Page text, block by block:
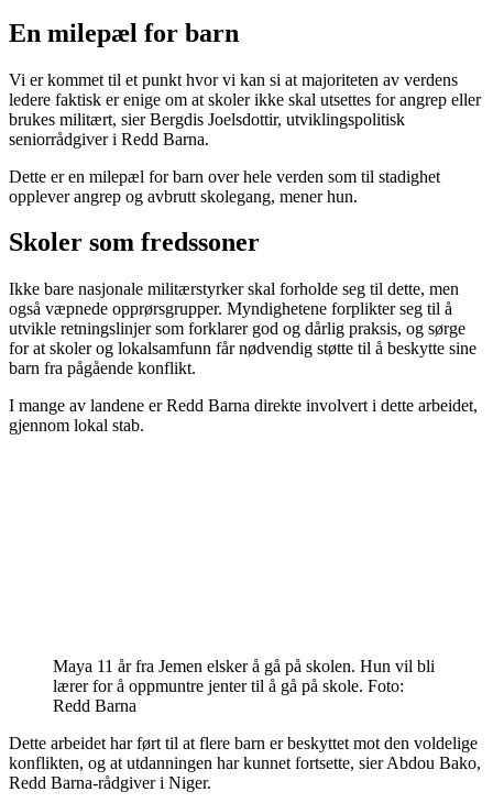
En milepæl for barn
Vi er kommet til et punkt hvor vi kan si at majoriteten av verdens
ledere faktisk er enige om at skoler ikke skal utsettes for angrep eller
brukes militært, sier Bergdis Joelsdottir, utviklingspolitisk
seniorrådgiver i Redd Barna.
Dette er en milepæl for barn over hele verden som til stadighet
opplever angrep og avbrutt skolegang, mener hun.
Skoler som fredssoner
Ikke bare nasjonale militærstyrker skal forholde seg til dette, men
også væpnede opprørsgrupper. Myndighetene forplikter seg til å
utvikle retningslinjer som forklarer god og dårlig praksis, og sørge
for at skoler og lokalsamfunn får nødvendig støtte til å beskytte sine
barn fra pågående konflikt.
I mange av landene er Redd Barna direkte involvert i dette arbeidet,
gjennom lokal stab.
Maya 11 år fra Jemen elsker å gå på skolen. Hun vil bli
lærer for å oppmuntre jenter til å gå på skole. Foto:
Redd Barna
Dette arbeidet har ført til at flere barn er beskyttet mot den voldelige
konflikten, og at utdanningen har kunnet fortsette, sier Abdou Bako,
Redd Barna-rådgiver i Niger.